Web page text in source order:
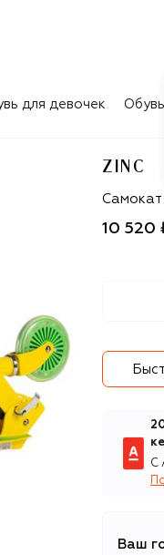
для девочек
ZINC
ZINC
10 520
С
Ваш